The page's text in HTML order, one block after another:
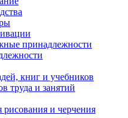
принадлежности
книг и учебников
труда и занятий
и черчения